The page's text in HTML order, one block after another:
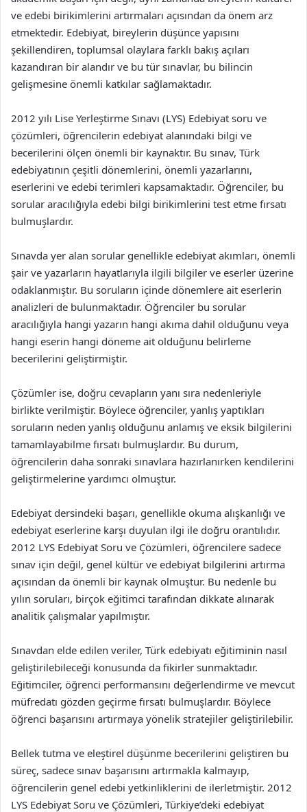
ve edebi birikimlerini artırmaları açısından da önem arz
etmektedir. Edebiyat, bireylerin düşünce yapısını
şekillendiren, toplumsal olaylara farklı bakış açıları
kazandıran bir alandır ve bu tür sınavlar, bu bilincin
gelişmesine önemli katkılar sağlamaktadır.
2012 yılı Lise Yerleştirme Sınavı (LYS) Edebiyat soru ve
çözümleri, öğrencilerin edebiyat alanındaki bilgi ve
becerilerini ölçen önemli bir kaynaktır. Bu sınav, Türk
edebiyatının çeşitli dönemlerini, önemli yazarlarını,
eserlerini ve edebi terimleri kapsamaktadır. Öğrenciler, bu
sorular aracılığıyla edebi bilgi birikimlerini test etme fırsatı
bulmuşlardır.
Sınavda yer alan sorular genellikle edebiyat akımları, önemli
şair ve yazarların hayatlarıyla ilgili bilgiler ve eserler üzerine
odaklanmıştır. Bu soruların içinde dönemlere ait eserlerin
analizleri de bulunmaktadır. Öğrenciler bu sorular
aracılığıyla hangi yazarın hangi akıma dahil olduğunu veya
hangi eserin hangi döneme ait olduğunu belirleme
becerilerini geliştirmiştir.
Çözümler ise, doğru cevapların yanı sıra nedenleriyle
birlikte verilmiştir. Böylece öğrenciler, yanlış yaptıkları
soruların neden yanlış olduğunu anlamış ve eksik bilgilerini
tamamlayabilme fırsatı bulmuşlardır. Bu durum,
öğrencilerin daha sonraki sınavlara hazırlanırken kendilerini
geliştirmelerine yardımcı olmuştur.
Edebiyat dersindeki başarı, genellikle okuma alışkanlığı ve
edebiyat eserlerine karşı duyulan ilgi ile doğru orantılıdır.
2012 LYS Edebiyat Soru ve Çözümleri, öğrencilere sadece
sınav için değil, genel kültür ve edebiyat bilgilerini artırma
açısından da önemli bir kaynak olmuştur. Bu nedenle bu
yılın soruları, birçok eğitimci tarafından dikkate alınarak
analitik çalışmalar yapılmıştır.
Sınavdan elde edilen veriler, Türk edebiyatı eğitiminin nasıl
geliştirilebileceği konusunda da fikirler sunmaktadır.
Eğitimciler, öğrenci performansını değerlendirme ve mevcut
müfredatı gözden geçirme fırsatı bulmuşlardır. Böylece
öğrenci başarısını artırmaya yönelik stratejiler geliştirilebilir.
Bellek tutma ve eleştirel düşünme becerilerini geliştiren bu
süreç, sadece sınav başarısını artırmakla kalmayıp,
öğrencilerin genel edebi yetkinliklerini de ilerletmiştir. 2012
LYS Edebiyat Soru ve Çözümleri, Türkiye’deki edebiyat